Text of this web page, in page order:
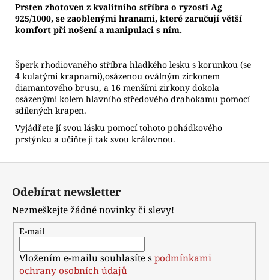
Prsten zhotoven z kvalitního stříbra o ryzosti Ag
925/1000, se zaoblenými hranami, které zaručují větší
komfort při nošení a manipulaci s ním.
Šperk rhodiovaného stříbra hladkého lesku s korunkou (se
4 kulatými krapnami),osázenou oválným zirkonem
diamantového brusu, a 16 menšími zirkony dokola
osázenými kolem hlavního středového drahokamu pomocí
sdílených krapen.
Vyjádřete jí svou lásku pomocí tohoto pohádkového
prstýnku a učiňte ji tak svou královnou.
Z
Odebírat newsletter
Nezmeškejte žádné novinky či slevy!
E-mail
Vložením e-mailu souhlasíte spodmínkami
ochrany osobních údajů